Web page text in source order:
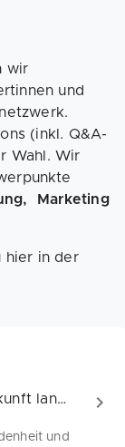
wir
und
(inkl. Q&A-
Wahl. Wir
Marketing
hier in der
Abo-Commerce: Die Zukunft langlebiger Kundenbindung
und